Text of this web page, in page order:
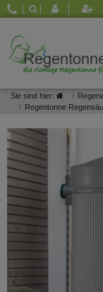
Sie sind hier:
Regentonne